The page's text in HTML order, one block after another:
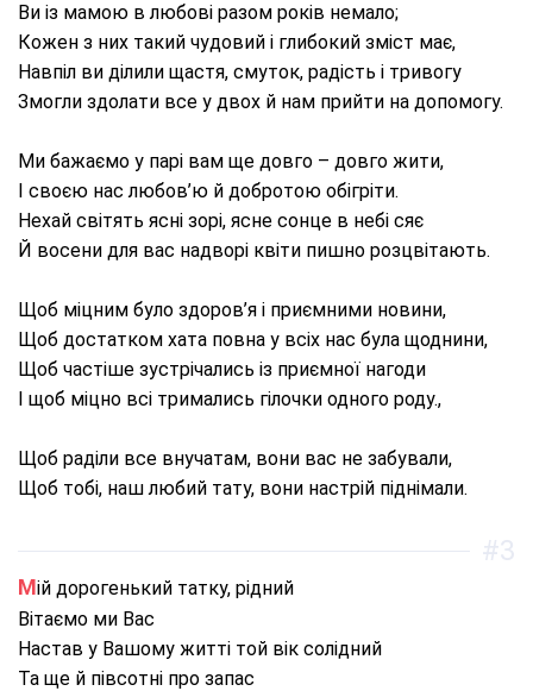
Ви із мамою в любові разом років немало;
Кожен з них такий чудовий і глибокий зміст має,
Навпіл ви ділили щастя, смуток, радість і тривогу
Змогли здолати все у двох й нам прийти на допомогу.
Ми бажаємо у парі вам ще довго – довго жити,
І своєю нас любов’ю й добротою обігріти.
Нехай світять ясні зорі, ясне сонце в небі сяє
Й восени для вас надворі квіти пишно розцвітають.
Щоб міцним було здоров’я і приємними новини,
Щоб достатком хата повна у всіх нас була щоднини,
Щоб частіше зустрічались із приємної нагоди
І щоб міцно всі тримались гілочки одного роду.,
Щоб раділи все внучатам, вони вас не забували,
Щоб тобі, наш любий тату, вони настрій піднімали.
Мій дорогенький татку, рідний
Вітаємо ми Вас
Настав у Вашому житті той вік солідний
Та ще й півсотні про запас
#3